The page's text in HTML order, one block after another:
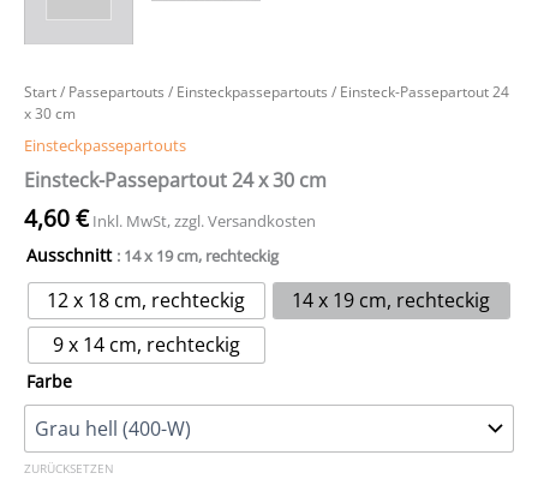
Start/ Passepartouts / Einsteckpassepartouts / Einsteck-Passepartout 24
x 30 cm
Einsteckpassepartouts
Einsteck-Passepartout 24 x 30 cm
4,60€ Inkl. MwSt, zzgl. Versandkosten
Ausschnitt : 14 x 19 cm, rechteckig
12 x 18 cm, rechteckig
14 x 19 cm, rechteckig
9 x 14 cm, rechteckig
Farbe
ZURÜCKSETZEN